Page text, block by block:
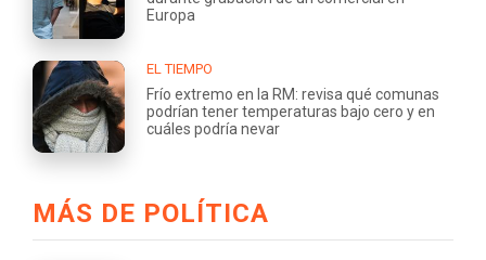
Europa
EL TIEMPO
Frío extremo en la RM: revisa qué comunas
podrían tener temperaturas bajo cero y en
cuáles podría nevar
MÁS DE POLÍTICA